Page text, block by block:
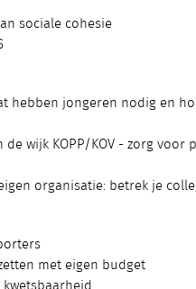
sociale cohesie
hebben jongeren nodig en
wijk KOPP/KOV - zorg voor
organisatie: betrek je
met eigen budget
kwetsbaarheid